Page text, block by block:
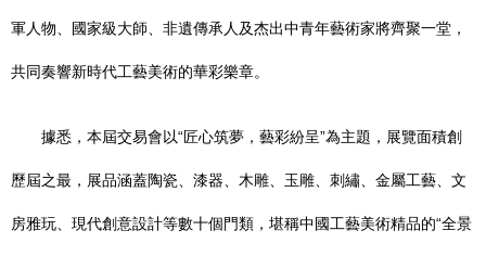
軍人物、國家級大師、非遺傳承人及杰出中青年藝術家將齊聚一堂，
共同奏響新時代工藝美術的華彩樂章。
據悉，本屆交易會以“匠心筑夢，藝彩紛呈”為主題，展覽面積創
歷屆之最，展品涵蓋陶瓷、漆器、木雕、玉雕、刺繡、金屬工藝、文
房雅玩、現代創意設計等數十個門類，堪稱中國工藝美術精品的“全景